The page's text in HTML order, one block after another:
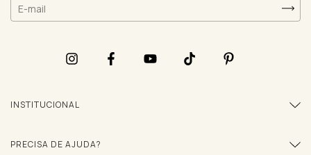
INSTITUCIONAL
PRECISA DE AJUDA?